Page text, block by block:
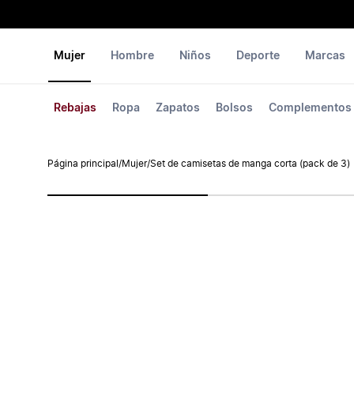
Mujer
Rebajas Ropa Zapatos Bolsos Complementos
Hombre Niños Deporte Marcas
Página principal /Mujer/Set de camisetas de manga corta (pack de 3)